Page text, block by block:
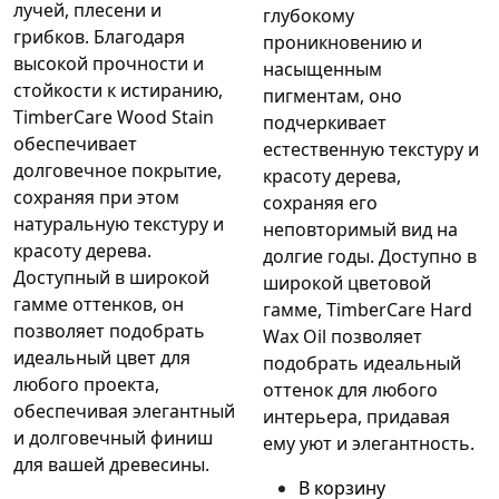
лучей, плесени и
грибков. Благодаря
высокой прочности и
стойкости к истиранию,
TimberCare Wood Stain
обеспечивает
долговечное покрытие,
сохраняя при этом
натуральную текстуру и
красоту дерева.
Доступный в широкой
гамме оттенков, он
позволяет подобрать
идеальный цвет для
любого проекта,
обеспечивая элегантный
и долговечный финиш
для вашей древесины.
глубокому
проникновению и
насыщенным
пигментам, оно
подчеркивает
естественную текстуру и
красоту дерева,
сохраняя его
неповторимый вид на
долгие годы. Доступно в
широкой цветовой
гамме, TimberCare Hard
Wax Oil позволяет
подобрать идеальный
оттенок для любого
интерьера, придавая
ему уют и элегантность.
В корзину